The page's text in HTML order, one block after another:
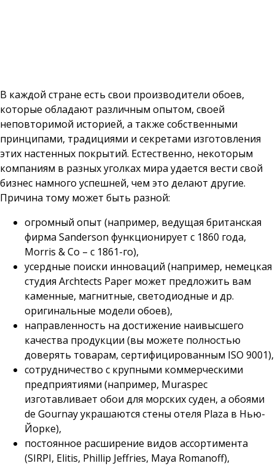
В каждой стране есть свои производители обоев,
которые обладают различным опытом, своей
неповторимой историей, а также собственными
принципами, традициями и секретами изготовления
этих настенных покрытий. Естественно, некоторым
компаниям в разных уголках мира удается вести свой
бизнес намного успешней, чем это делают другие.
Причина тому может быть разной:
огромный опыт (например, ведущая британская
фирма Sanderson функционирует с 1860 года,
Morris & Co – с 1861-го),
усердные поиски инноваций (например, немецкая
студия Archtects Paper может предложить вам
каменные, магнитные, светодиодные и др.
оригинальные модели обоев),
направленность на достижение наивысшего
качества продукции (вы можете полностью
доверять товарам, сертифицированным ISO 9001),
сотрудничество с крупными коммерческими
предприятиями (например, Muraspec
изготавливает обои для морских суден, а обоями
de Gournay украшаются стены отеля Plaza в Нью-
Йорке),
постоянное расширение видов ассортимента
(SIRPI, Elitis, Phillip Jeffries, Maya Romanoff),